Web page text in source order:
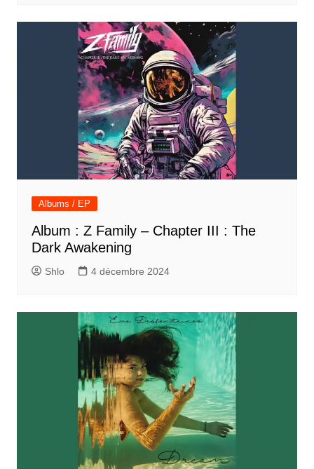
Albums / EP
Album : Z Family – Chapter III : The
Dark Awakening
Shlo 4 décembre 2024